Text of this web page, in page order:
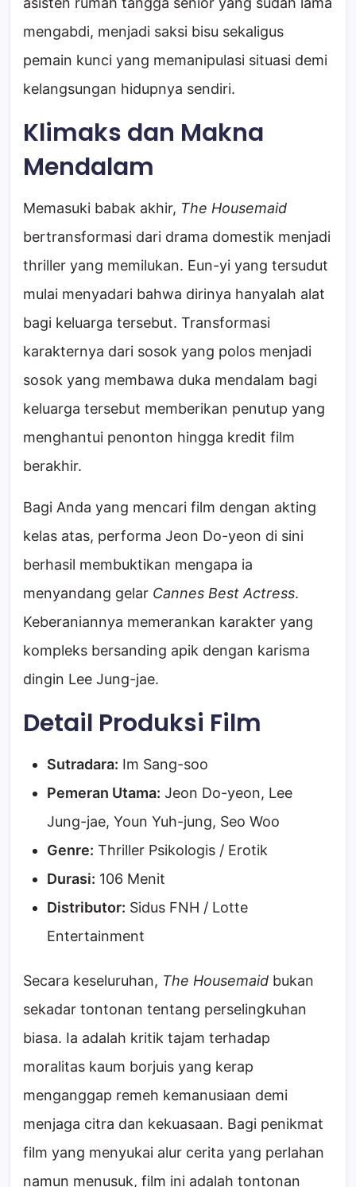
mengabdi, menjadi saksi bisu sekaligus
pemain kunci yang memanipulasi situasi demi
kelangsungan hidupnya sendiri.
Klimaks dan Makna
Mendalam
Memasuki babak akhir, The Housemaid
bertransformasi dari drama domestik menjadi
thriller yang memilukan. Eun-yi yang tersudut
mulai menyadari bahwa dirinya hanyalah alat
bagi keluarga tersebut. Transformasi
karakternya dari sosok yang polos menjadi
sosok yang membawa duka mendalam bagi
keluarga tersebut memberikan penutup yang
menghantui penonton hingga kredit film
berakhir.
Bagi Anda yang mencari film dengan akting
kelas atas, performa Jeon Do-yeon di sini
berhasil membuktikan mengapa ia
menyandang gelar Cannes Best Actress.
Keberaniannya memerankan karakter yang
kompleks bersanding apik dengan karisma
dingin Lee Jung-jae.
Detail Produksi Film
Sutradara: Im Sang-soo
Pemeran Utama: Jeon Do-yeon, Lee
Jung-jae, Youn Yuh-jung, Seo Woo
Genre: Thriller Psikologis / Erotik
Durasi: 106 Menit
Distributor: Sidus FNH / Lotte
Entertainment
Secara keseluruhan, The Housemaid bukan
sekadar tontonan tentang perselingkuhan
biasa. Ia adalah kritik tajam terhadap
moralitas kaum borjuis yang kerap
menganggap remeh kemanusiaan demi
menjaga citra dan kekuasaan. Bagi penikmat
film yang menyukai alur cerita yang perlahan
namun menusuk, film ini adalah tontonan